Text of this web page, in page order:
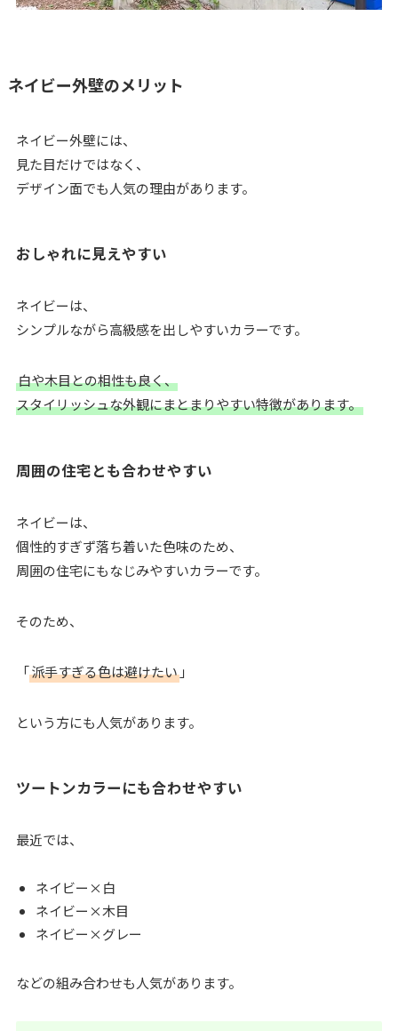
ネイビー外壁のメリット
ネイビー外壁には、
見た目だけではなく、
デザイン面でも人気の理由があります。
おしゃれに見えやすい
ネイビーは、
シンプルながら高級感を出しやすいカラーです。
白や木目との相性も良く、
スタイリッシュな外観にまとまりやすい特徴があります。
周囲の住宅とも合わせやすい
ネイビーは、
個性的すぎず落ち着いた色味のため、
周囲の住宅にもなじみやすいカラーです。
そのため、
「派手すぎる色は避けたい」
という方にも人気があります。
ツートンカラーにも合わせやすい
最近では、
ネイビー×白
ネイビー×木目
ネイビー×グレー
などの組み合わせも人気があります。